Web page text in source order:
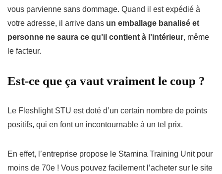
vous parvienne sans dommage. Quand il est expédié à
votre adresse, il arrive dans un emballage banalisé et
personne ne saura ce qu’il contient à l’intérieur, même
le facteur.
Est-ce que ça vaut vraiment le coup ?
Le Fleshlight STU est doté d’un certain nombre de points
positifs, qui en font un incontournable à un tel prix.
En effet, l’entreprise propose le Stamina Training Unit pour
moins de 70e ! Vous pouvez facilement l’acheter sur le site